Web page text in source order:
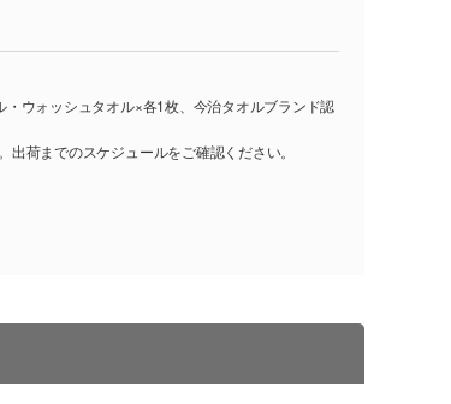
・ウォッシュタオル×各1枚、今治タオルブランド認
荷までのスケジュールをご確認ください。